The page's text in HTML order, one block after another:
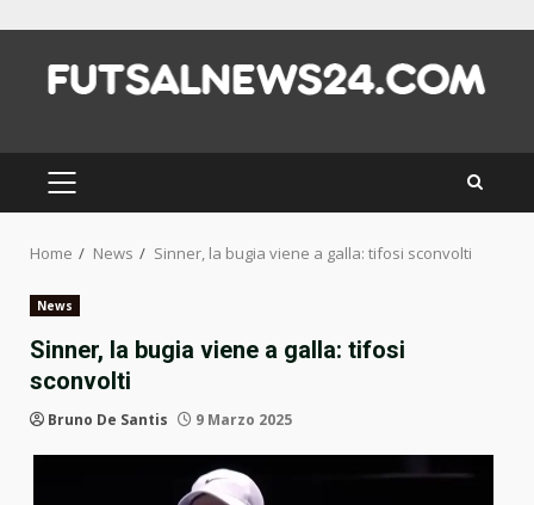
content
PRIMARY
MENU
Home News Sinner, la bugia viene a galla: tifosi sconvolti
News
Sinner, la bugia viene a galla: tifosi
sconvolti
Bruno De Santis 9 Marzo 2025